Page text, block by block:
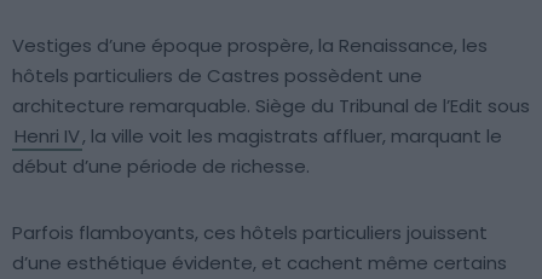
Vestiges d’une époque prospère, la Renaissance, les
hôtels particuliers de Castres possèdent une
architecture remarquable. Siège du Tribunal de l’Edit sous
Henri IV, la ville voit les magistrats affluer, marquant le
début d’une période de richesse.
Parfois flamboyants, ces hôtels particuliers jouissent
d’une esthétique évidente, et cachent même certains